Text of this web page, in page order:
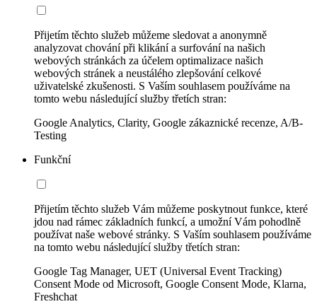
Přijetím těchto služeb můžeme sledovat a anonymně
analyzovat chování při klikání a surfování na našich
webových stránkách za účelem optimalizace našich
webových stránek a neustálého zlepšování celkové
uživatelské zkušenosti. S Vaším souhlasem používáme na
tomto webu následující služby třetích stran:
Google Analytics, Clarity, Google zákaznické recenze, A/B-
Testing
Funkční
Přijetím těchto služeb Vám můžeme poskytnout funkce, které
jdou nad rámec základních funkcí, a umožní Vám pohodlně
používat naše webové stránky. S Vaším souhlasem používáme
na tomto webu následující služby třetích stran:
Google Tag Manager, UET (Universal Event Tracking)
Consent Mode od Microsoft, Google Consent Mode, Klarna,
Freshchat